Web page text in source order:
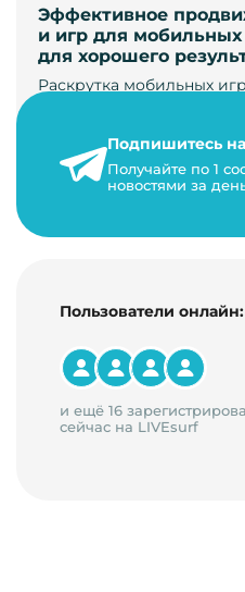
Эффективное
и игр для
для хорошего
Раскрутка мобильных
24 января 2021 г.
14 минут на чтение
Подпишитесь
Получайте по 1
новостями за
Пользователи онлайн:
и ещё 16
сейчас на LIVEsurf